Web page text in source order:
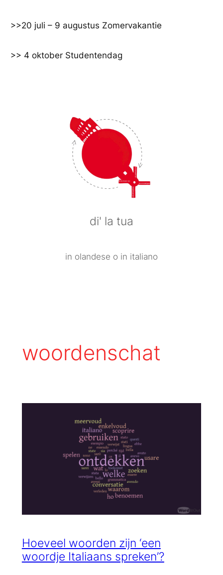
naar
>>20 juli – 9 augustus Zomervakantie
>> 4 oktober Studentendag
di' la tua
in olandese o in italiano
woordenschat
Hoeveel woorden zijn ‘een
woordje Italiaans spreken’?